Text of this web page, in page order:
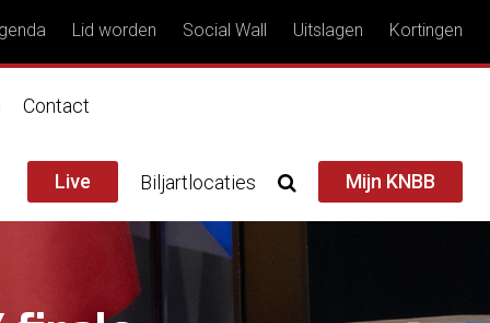
Lid worden Social Wall Uitslagen Kortingen
Contact
Live Biljartlocaties Mijn KNBB